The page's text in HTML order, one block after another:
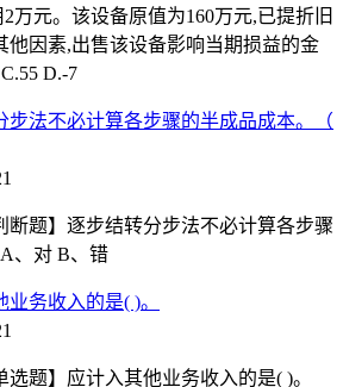
万元。该设备原值为160万元,已提折旧
他因素,出售该设备影响当期损益的金
D.-7
步法不必计算各步骤的半成品成本。（
断题】逐步结转分步法不必计算各步骤
、对 B、错
业务收入的是( )。
题】应计入其他业务收入的是( )。